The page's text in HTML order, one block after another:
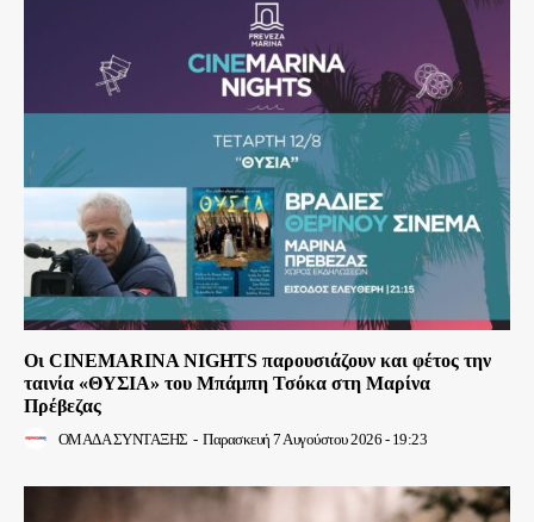
Οι CINEMARINA NIGHTS παρουσιάζουν και φέτος την
ταινία «ΘΥΣΙΑ» του Μπάμπη Τσόκα στη Μαρίνα
Πρέβεζας
ΟΜΑΔΑ ΣΥΝΤΑΞΗΣ - Παρασκευή 7 Αυγούστου 2026 - 19:23